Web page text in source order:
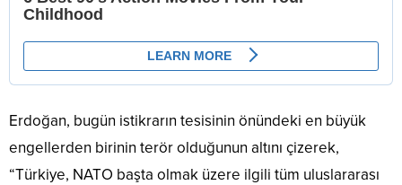
Erdoğan, bugün istikrarın tesisinin önündeki en büyük
engellerden birinin terör olduğunun altını çizerek,
“Türkiye, NATO başta olmak üzere ilgili tüm uluslararası